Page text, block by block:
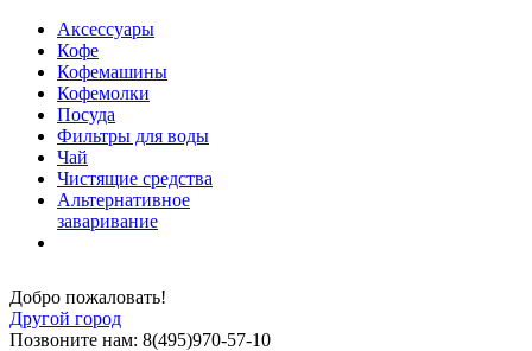
Аксессуары
Кофе
Кофемашины
Кофемолки
Посуда
Фильтры для воды
Чай
Чистящие средства
Альтернативное
заваривание
Добро пожаловать!
Другой город
Позвоните нам: 8(495)970-57-10